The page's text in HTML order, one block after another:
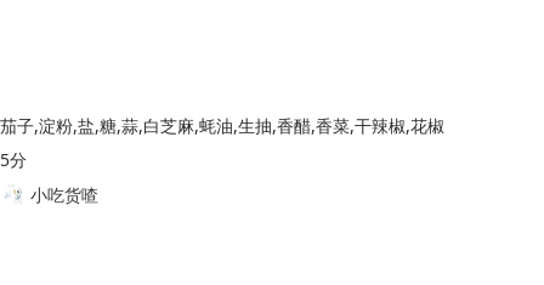
茄子,淀粉,盐,糖,蒜,白芝麻,蚝油,生抽,香醋,香菜,干辣椒,花椒
5分
小吃货喳